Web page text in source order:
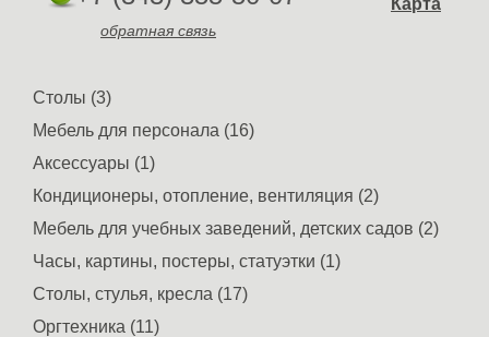
обратная связь
Столы (3)
Мебель для персонала (16)
Аксессуары (1)
Кондиционеры, отопление, вентиляция (2)
Мебель для учебных заведений, детских садов (2)
Часы, картины, постеры, статуэтки (1)
Столы, стулья, кресла (17)
Оргтехника (11)